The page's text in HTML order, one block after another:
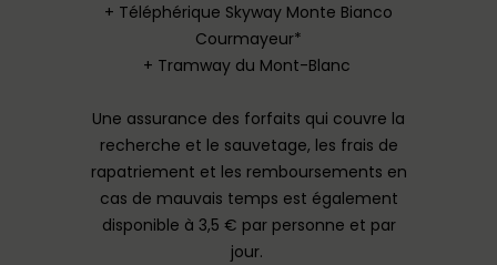
+ Téléphérique Skyway Monte Bianco
Courmayeur*
+ Tramway du Mont-Blanc
Une assurance des forfaits qui couvre la
recherche et le sauvetage, les frais de
rapatriement et les remboursements en
cas de mauvais temps est également
disponible à 3,5 € par personne et par
jour.